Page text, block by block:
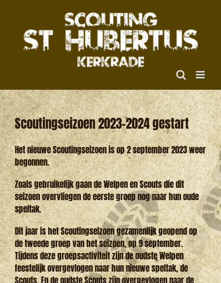
Scoutingseizoen 2023-2024 gestart
Het nieuwe Scoutingseizoen is op 2 september 2023 weer
begonnen.
Zoals gebruikelijk gaan de Welpen en Scouts die dit
seizoen overvliegen de eerste groep nog naar hun oude
speltak.
Dit jaar is het Scoutingseizoen gezamenlijk geopend op
de tweede groep van het seizoen, op 9 september.
Tijdens deze groepsactiviteit zijn de oudste Welpen
feestelijk overgevlogen naar hun nieuwe speltak, de